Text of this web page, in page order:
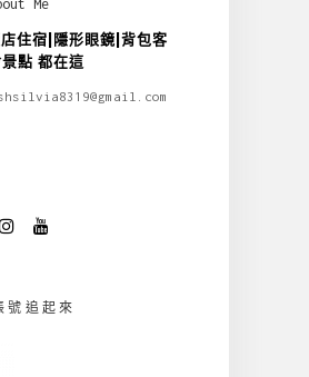
住宿|隱形眼鏡|背包客
點 都在這
號追起來